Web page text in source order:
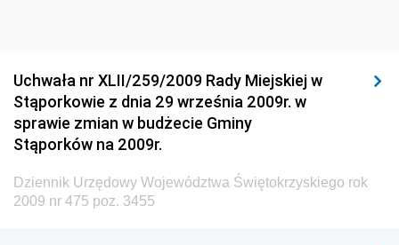
Dziennik Urzędowy Ministra Budownictwa i Przemysłu
Materiałów Budowlanych
Dziennik Urzędowy Ministra Infrastruktury i Rozwoju
Dziennik Urzędowy Głównego Inspektoratu Ochrony
Środowiska
Dziennik Urzędowy Generalnej Dyrekcji Ochrony
Uchwała nr XLII/259/2009 Rady Miejskiej w
Stąporkowie z dnia 29 września 2009r. w
sprawie zmian w budżecie Gminy
Stąporków na 2009r.
Dziennik Urzędowy Województwa Świętokrzyskiego rok
2009 nr 475 poz. 3455